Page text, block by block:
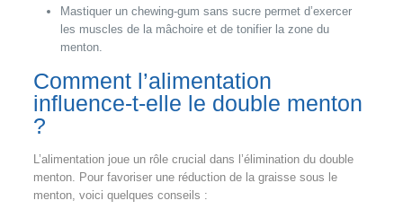
Mastiquer un chewing-gum sans sucre permet d’exercer
les muscles de la mâchoire et de tonifier la zone du
menton.
Comment l’alimentation
influence-t-elle le double menton
?
L’alimentation joue un rôle crucial dans l’élimination du double
menton. Pour favoriser une réduction de la graisse sous le
menton, voici quelques conseils :